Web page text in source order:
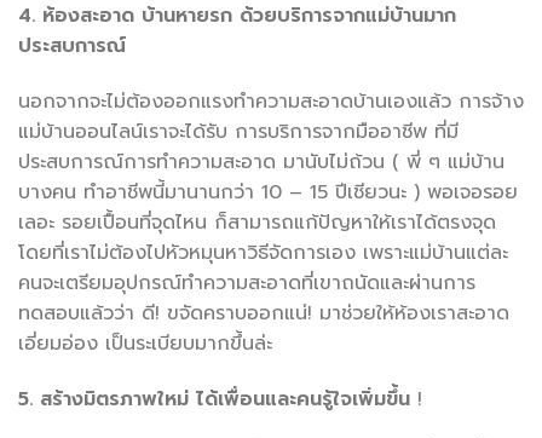
4. ห้องสะอาด บ้านหายรก ด้วยบริการจากแม่บ้านมาก
ประสบการณ์
นอกจากจะไม่ต้องออกแรงทำความสะอาดบ้านเองแล้ว การจ้าง
แม่บ้านออนไลน์เราจะได้รับ การบริการจากมืออาชีพ ที่มี
ประสบการณ์การทำความสะอาด มานับไม่ถ้วน ( พี่ ๆ แม่บ้าน
บางคน ทำอาชีพนี้มานานกว่า 10 – 15 ปีเชียวนะ ) พอเจอรอย
เลอะ รอยเปื้อนที่จุดไหน ก็สามารถแก้ปัญหาให้เราได้ตรงจุด
โดยที่เราไม่ต้องไปหัวหมุนหาวิธีจัดการเอง เพราะแม่บ้านแต่ละ
คนจะเตรียมอุปกรณ์ทำความสะอาดที่เขาถนัดและผ่านการ
ทดสอบแล้วว่า ดี! ขจัดคราบออกแน่! มาช่วยให้ห้องเราสะอาด
เอี่ยมอ่อง เป็นระเบียบมากขึ้นล่ะ
5. สร้างมิตรภาพใหม่ ได้เพื่อนและคนรู้ใจเพิ่มขึ้น !